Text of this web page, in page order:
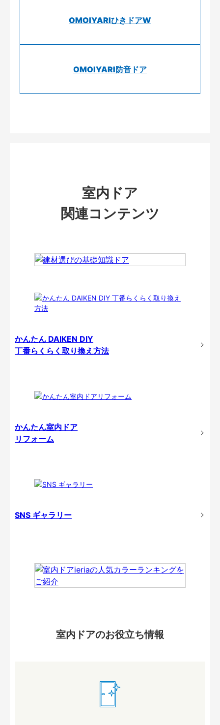
OMOIYARIひきドアW
OMOIYARI防音ドア
室内ドア
関連コンテンツ
かんたん DAIKEN DIY
丁番らくらく取り換え方法
かんたん室内ドア
リフォーム
SNS ギャラリー
室内ドアのお役立ち情報